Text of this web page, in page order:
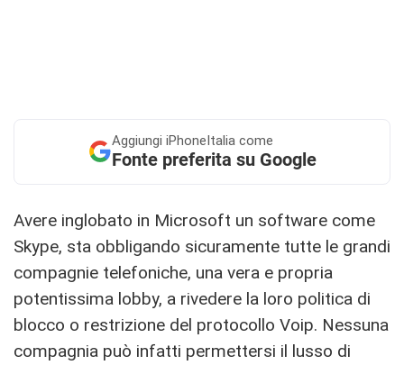
Aggiungi iPhoneItalia come
Fonte preferita su Google
Avere inglobato in Microsoft un software come
Skype, sta obbligando sicuramente tutte le grandi
compagnie telefoniche, una vera e propria
potentissima lobby, a rivedere la loro politica di
blocco o restrizione del protocollo Voip. Nessuna
compagnia può infatti permettersi il lusso di